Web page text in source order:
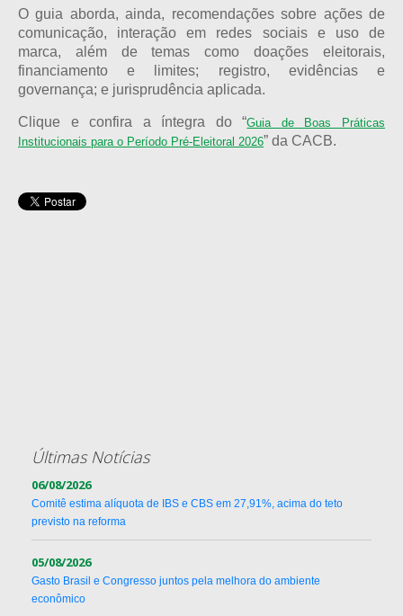
O guia aborda, ainda, recomendações sobre ações de
comunicação, interação em redes sociais e uso de
marca, além de temas como doações eleitorais,
financiamento e limites; registro, evidências e
governança; e jurisprudência aplicada.
Clique e confira a íntegra do “Guia de Boas Práticas
Institucionais para o Período Pré-Eleitoral 2026” da CACB.
Últimas Notícias
06/08/2026
Comitê estima alíquota de IBS e CBS em 27,91%, acima do teto
previsto na reforma
05/08/2026
Gasto Brasil e Congresso juntos pela melhora do ambiente
econômico